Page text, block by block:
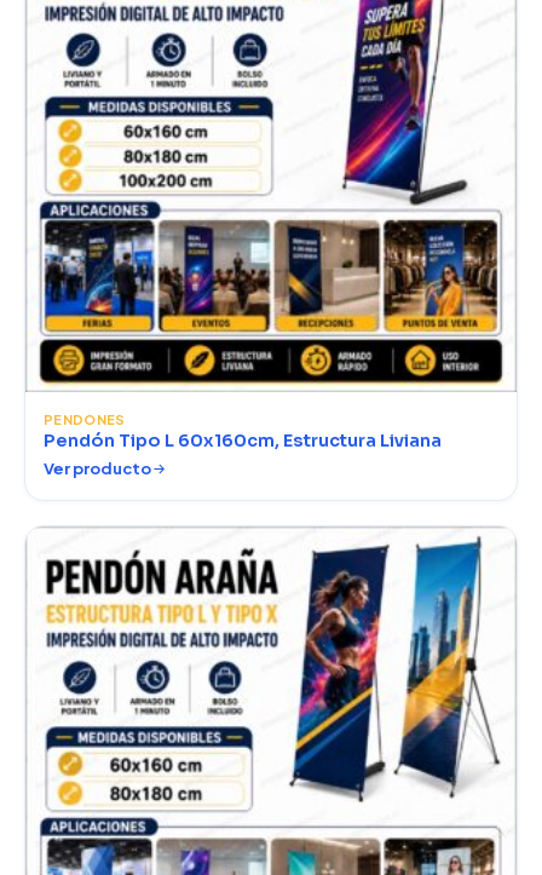
PENDONES
Pendón Tipo L 60x160cm, Estructura Liviana
Ver producto